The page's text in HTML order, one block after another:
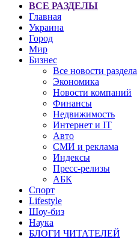
ВСЕ РАЗДЕЛЫ
Главная
Украина
Город
Мир
Бизнес
Все новости раздела
Экономика
Новости компаний
Финансы
Недвижимость
Интернет и IT
Авто
СМИ и реклама
Индексы
Пресс-релизы
АБК
Спорт
Lifestyle
Шоу-биз
Наука
БЛОГИ ЧИТАТЕЛЕЙ